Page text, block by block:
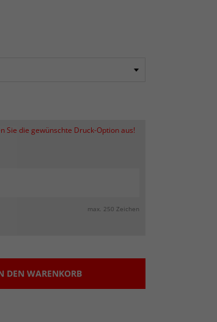
Sie die gewünschte Druck-Option aus!
max. 250 Zeichen
DEN WARENKORB